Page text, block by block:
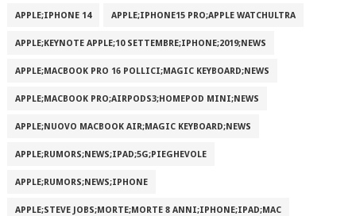
APPLE;IPHONE 14 APPLE;IPHONE15 PRO;APPLE WATCHULTRA
APPLE;KEYNOTE APPLE;10 SETTEMBRE;IPHONE;2019;NEWS
APPLE;MACBOOK PRO 16 POLLICI;MAGIC KEYBOARD;NEWS
APPLE;MACBOOK PRO;AIRPODS3;HOMEPOD MINI;NEWS
APPLE;NUOVO MACBOOK AIR;MAGIC KEYBOARD;NEWS
APPLE;RUMORS;NEWS;IPAD;5G;PIEGHEVOLE
APPLE;RUMORS;NEWS;IPHONE
APPLE;STEVE JOBS;MORTE;MORTE 8 ANNI;IPHONE;IPAD;MAC